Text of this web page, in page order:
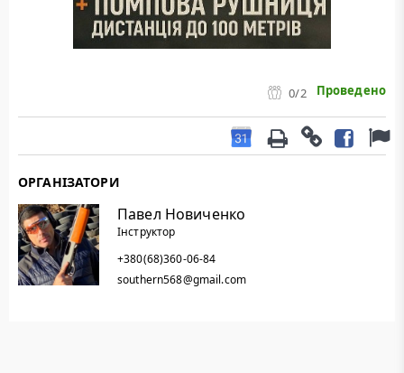
0/2 Проведено
ОРГАНІЗАТОРИ
Павел Новиченко
Інструктор
+380(68)360-06-84
southern568@gmail.com